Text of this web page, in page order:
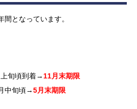
となっています。
旬頃到着→ 11月末期限
中旬頃→5月末期限